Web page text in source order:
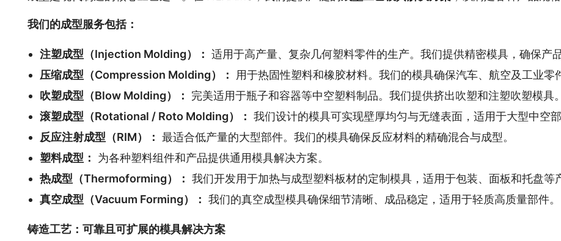
我们的成型服务包括：
注塑成型（Injection Molding）： 适用于高产量、复杂几何塑料零件的生产。我们提供精密模具，确保产
压缩成型（Compression Molding）：
用于热固性塑料和橡胶材料。我们的模具确保汽车、航空及工业零
吹塑成型（Blow Molding）：
完美适用于瓶子和容器等中空塑料制品。我们提供挤出吹塑和注塑吹塑模具。
滚塑成型（Rotational / Roto Molding）： 我们设计的模具可实现壁厚均匀与无缝表面，适用于大型中空部
反应注射成型（RIM）： 最适合低产量的大型部件。我们的模具确保反应材料的精确混合与成型。
塑料成型：
为各种塑料组件和产品提供通用模具解决方案。
热成型（Thermoforming）： 我们开发用于加热与成型塑料板材的定制模具，适用于包装、面板和托盘等
真空成型（Vacuum Forming）： 我们的真空成型模具确保细节清晰、成品稳定，适用于轻质高质量部件。
铸造工艺：可靠且可扩展的模具解决方案